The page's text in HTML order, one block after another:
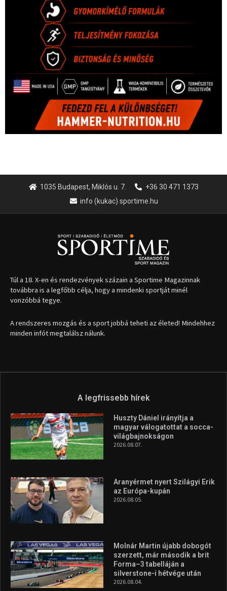
1035 Budapest, Miklós u. 7.
+36 30 471 1373
info (kukac) sportime.hu
Túl a 18. X-en és rendezvények százain a Sportime Magazinnak
továbbra is a legfőbb célja, hogy a mindenki sportját minél
vonzóbbá tegye.
A rendszeres mozgás és a sport jobbá teheti az életed! Mindehhez
minden infót megtalálsz nálunk.
A legfrissebb hírek
Huszty Dániel irányítja a
magyar válogatottat a socca-
világbajnokságon
2026.08.07.
Aranyérmet nyert Szilágyi Erik
az Európa-kupán
2026.08.05.
Molnár Martin újabb dobogót
szerzett, már második a brit
Forma–3 tabelláján a
silverstone-i hétvége után
2026.08.04.